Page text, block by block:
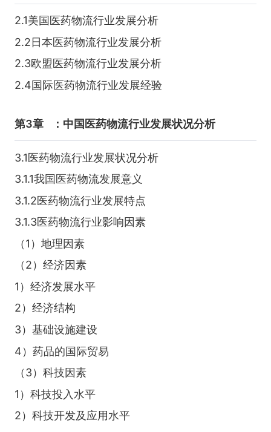
2.1美国医药物流行业发展分析
2.2日本医药物流行业发展分析
2.3欧盟医药物流行业发展分析
2.4国际医药物流行业发展经验
第3章 ：中国医药物流行业发展状况分析
3.1医药物流行业发展状况分析
3.1.1我国医药物流发展意义
3.1.2医药物流行业发展特点
3.1.3医药物流行业影响因素
（1）地理因素
（2）经济因素
1）经济发展水平
2）经济结构
3）基础设施建设
4）药品的国际贸易
（3）科技因素
1）科技投入水平
2）科技开发及应用水平